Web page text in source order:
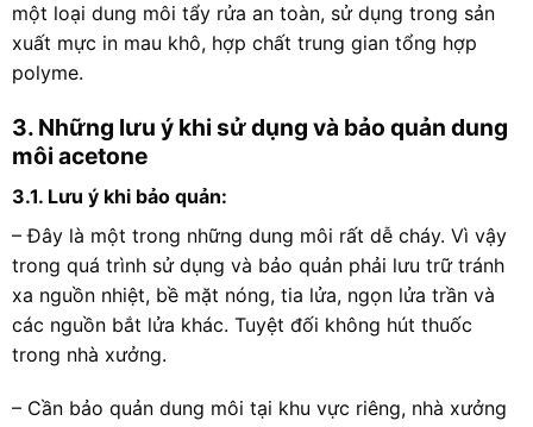
một loại dung môi tẩy rửa an toàn, sử dụng trong sản
xuất mực in mau khô, hợp chất trung gian tổng hợp
polyme.
3. Những lưu ý khi sử dụng và bảo quản dung
môi acetone
3.1. Lưu ý khi bảo quản:
– Đây là một trong những dung môi rất dễ cháy. Vì vậy
trong quá trình sử dụng và bảo quản phải lưu trữ tránh
xa nguồn nhiệt, bề mặt nóng, tia lửa, ngọn lửa trần và
các nguồn bắt lửa khác. Tuyệt đối không hút thuốc
trong nhà xưởng.
– Cần bảo quản dung môi tại khu vực riêng, nhà xưởng